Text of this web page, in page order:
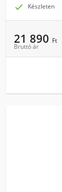
 Készleten
21 890 Ft
Bruttó ár